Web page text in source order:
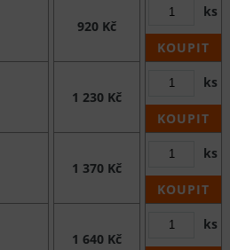
920 Kč
ks
KOUPIT
1 230 Kč
ks
KOUPIT
1 370 Kč
ks
KOUPIT
1 640 Kč
ks